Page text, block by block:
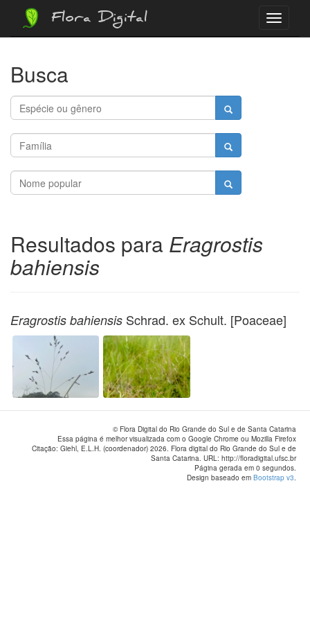
Menu
Flora Digital
Busca
Resultados para Eragrostis
bahiensis
Eragrostis bahiensis Schrad. ex Schult. [Poaceae]
© Flora Digital do Rio Grande do Sul e de Santa Catarina
Essa página é melhor visualizada com o Google Chrome ou Mozilla Firefox
Citação: Giehl, E.L.H. (coordenador) 2026. Flora digital do Rio Grande do Sul e de
Santa Catarina. URL: http://floradigital.ufsc.br
Página gerada em 0 segundos.
Design baseado em Bootstrap v3